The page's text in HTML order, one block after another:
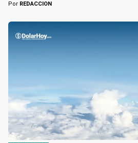
Por REDACCION